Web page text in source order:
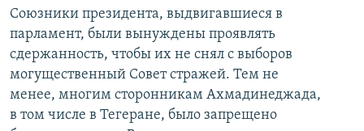
Союзники президента, выдвигавшиеся в
парламент, были вынуждены проявлять
сдержанность, чтобы их не снял с выборов
могущественный Совет стражей. Тем не
менее, многим сторонникам Ахмадинеджада,
в том числе в Тегеране, было запрещено